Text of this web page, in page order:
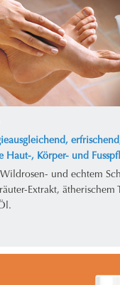
Haut-, Körper- und
und echtem
Extrakt, ätherischem